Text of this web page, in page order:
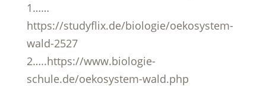
1……
https://studyflix.de/biologie/oekosystem-
wald-2527
2…..https://www.biologie-
schule.de/oekosystem-wald.php